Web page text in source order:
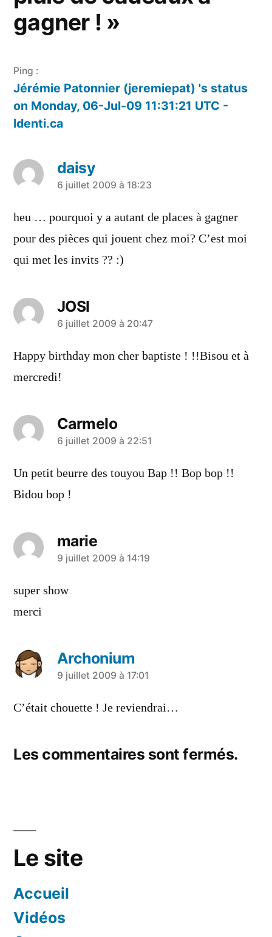
gagner ! »
Ping :
Jérémie Patonnier (jeremiepat) 's status
on Monday, 06-Jul-09 11:31:21 UTC -
Identi.ca
daisy
a
dit :
6 juillet 2009 à 18:23
heu … pourquoi y a autant de places à gagner
pour des pièces qui jouent chez moi? C’est moi
qui met les invits ?? :)
JOSI
a
dit :
6 juillet 2009 à 20:47
Happy birthday mon cher baptiste ! !!Bisou et à
mercredi!
Carmelo
a
dit :
6 juillet 2009 à 22:51
Un petit beurre des touyou Bap !! Bop bop !!
Bidou bop !
marie
a
9 juillet 2009 à 14:19
super show
merci
Archonium
a
dit :
9 juillet 2009 à 17:01
C’était chouette ! Je reviendrai…
Les commentaires sont fermés.
Le site
Accueil
Vidéos